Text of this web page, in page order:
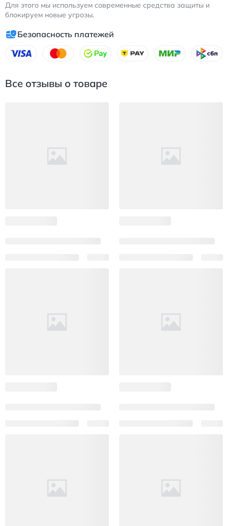
Для этого мы используем современные средства защиты и
блокируем новые угрозы.
Безопасность платежей
Все отзывы о товаре